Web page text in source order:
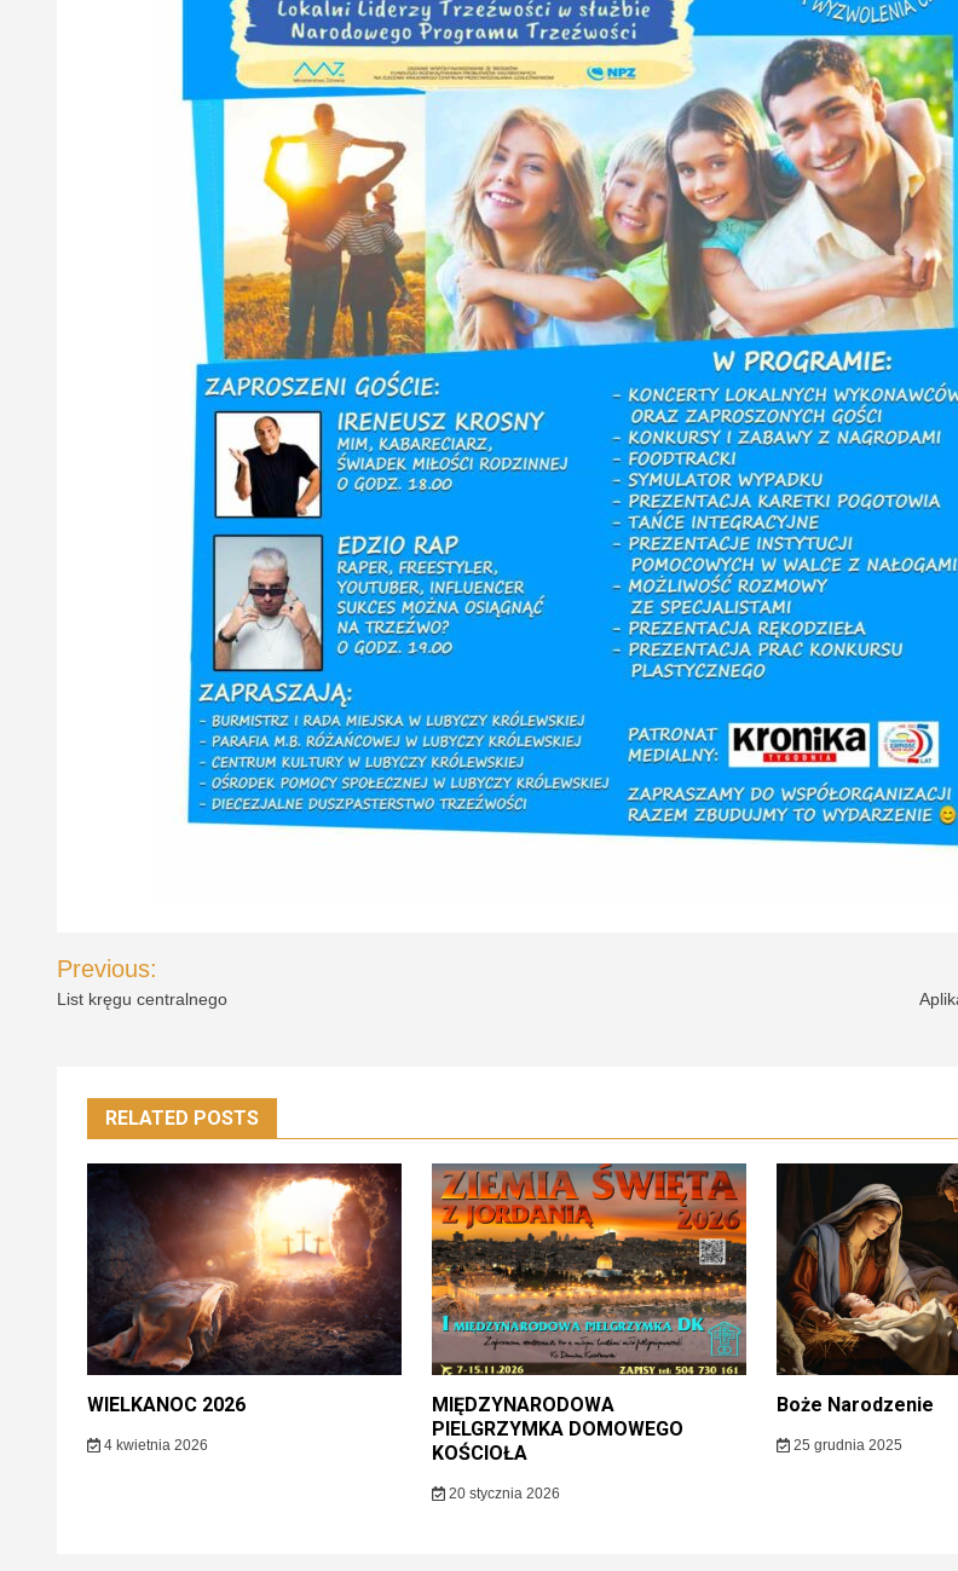
Nawigacja
wpisu
Previous:
List kręgu centralnego
RELATED POSTS
WIELKANOC 2026
4 kwietnia 2026
MIĘDZYNARODOWA
PIELGRZYMKA DOMOWEGO
KOŚCIOŁA
20 stycznia 2026
Boże Narodzenie
25 grudnia 2025